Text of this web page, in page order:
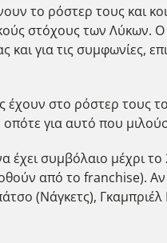
το ρόστερ τους και
στόχους των
και για τις συμφωνίες,
έχουν στο ρόστερ τους
οπότε για αυτό που
έχει συμβόλαιο μέχρι
από το franchise). Αν
(Νάγκετς), Γκαμπριέλ